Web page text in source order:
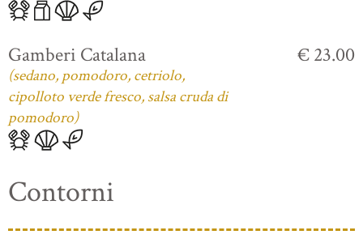
Gamberi Catalana
(sedano, pomodoro, cetriolo,
cipolloto verde fresco, salsa cruda di
pomodoro)
€ 23.00
Contorni